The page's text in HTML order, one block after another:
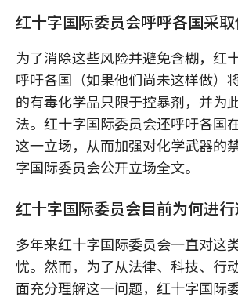
红十字国际委员会呼呼各国采取
为了消除这些风险并避免含糊，红
呼吁各国（如果他们尚未这样做）
的有毒化学品只限于控暴剂，并为
法。红十字国际委员会还呼吁各国
这一立场，从而加强对化学武器的
字国际委员会公开立场全文。
红十字国际委员会目前为何进行
多年来红十字国际委员会一直对这
忧。然而，为了从法律、科技、行
面充分理解这一问题，红十字国际